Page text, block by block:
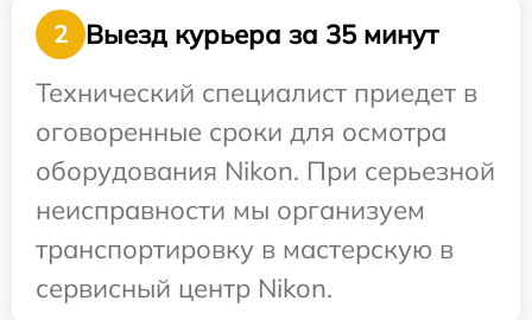
2
Выезд курьера за 35 минут
Технический специалист приедет в
оговоренные сроки для осмотра
оборудования Nikon. При серьезной
неисправности мы организуем
транспортировку в мастерскую в
сервисный центр Nikon.